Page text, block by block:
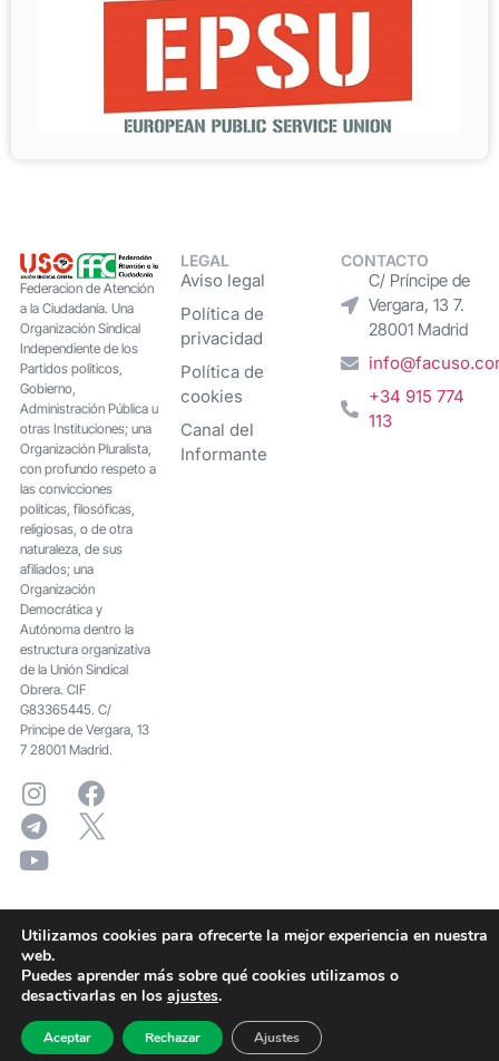
Federacion de Atención
a la Ciudadanía. Una
Organización Sindical
Independiente de los
Partidos políticos,
Gobierno,
Administración Pública u
otras Instituciones; una
Organización Pluralista,
con profundo respeto a
las convicciones
políticas, filosóficas,
religiosas, o de otra
naturaleza, de sus
afiliados; una
Organización
Democrática y
Autónoma dentro la
estructura organizativa
de la Unión Sindical
Obrera. CIF
G83365445. C/
Principe de Vergara, 13
7 28001 Madrid.
LEGAL
Aviso legal
Política de
privacidad
Política de
cookies
Canal del
Informante
CONTACTO
C/ Príncipe de
Vergara, 13 7.
28001 Madrid
+34 915 774
113
Utilizamos cookies para ofrecerte la mejor experiencia en nuestra
web.
Puedes aprender más sobre qué cookies utilizamos o
desactivarlas en los ajustes.
Aceptar Rechazar Ajustes